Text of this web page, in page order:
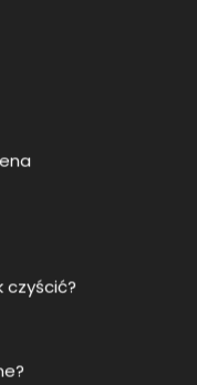
czyścić?